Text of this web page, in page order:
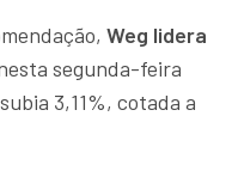
Weg lidera
segunda-feira
3,11%, cotada a